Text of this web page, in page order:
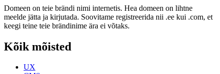
Domeen on teie brändi nimi internetis. Hea domeen on lihtne
meelde jätta ja kirjutada. Soovitame registreerida nii .ee kui .com, et
keegi teine teie brändinime ära ei võtaks.
Kõik mõisted
UX